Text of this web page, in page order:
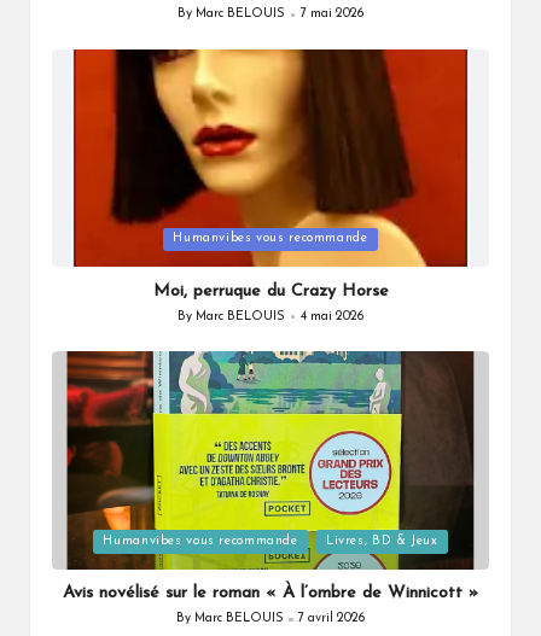
Posted
By Marc BELOUIS 7 mai 2026
in
Humanvibes vous recommande
Moi, perruque du Crazy Horse
Posted
By Marc BELOUIS 4 mai 2026
Posted
in
Humanvibes vous recommande Livres, BD & Jeux
Avis novélisé sur le roman « À l’ombre de Winnicott »
Posted
By Marc BELOUIS 7 avril 2026